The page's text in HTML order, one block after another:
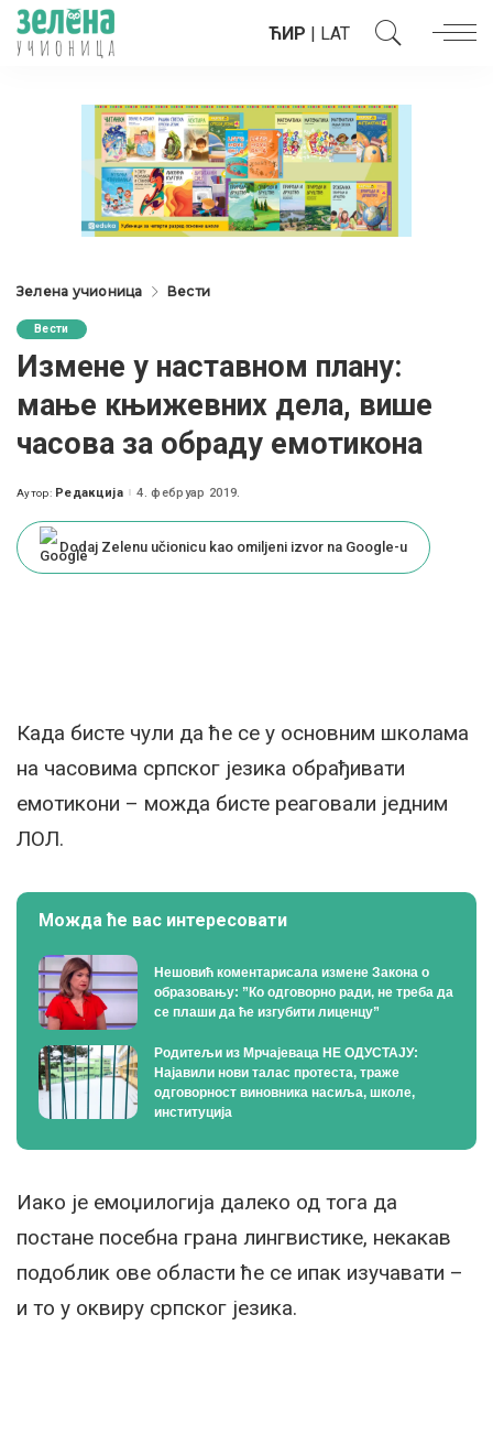
ЋИР | LAT
Зелена учионица Вести
Вести
Измене у наставном плану:
мање књижевних дела, више
часова за обраду емотикона
Posted
Аутор: Редакција 4. фебруар 2019.
Dodaj Zelenu učionicu kao omiljeni izvor na Google-u
Када бисте чули да ће се у основним школама
на часовима српског језика обрађивати
емотикони – можда бисте реаговали једним
ЛОЛ.
Можда ће вас интересовати
Нешовић коментарисала измене Закона о
образовању: ”Ко одговорно ради, не треба да
се плаши да ће изгубити лиценцу”
Родитељи из Мрчајеваца НЕ ОДУСТАЈУ:
Најавили нови талас протеста, траже
одговорност виновника насиља, школе,
институција
Иако је емоџилогија далеко од тога да
постане посебна грана лингвистике, некакав
подоблик ове области ће се ипак изучавати –
и то у оквиру српског језика.